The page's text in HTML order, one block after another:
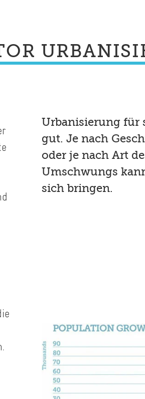
Urbanisierung für
gut. Je nach
oder je nach Art
Umschwungs
sich bringen.